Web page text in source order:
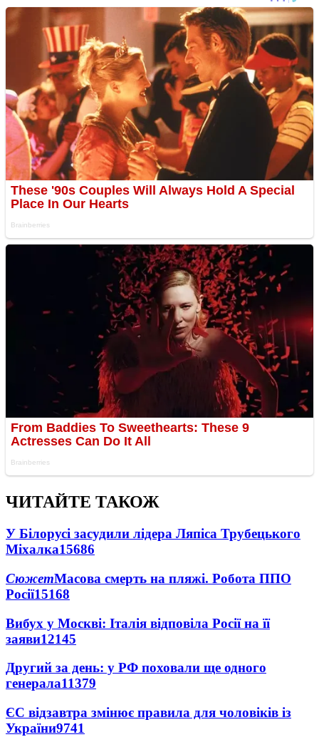
ЧИТАЙТЕ ТАКОЖ
У Білорусі засудили лідера Ляпіса Трубецького
Міхалка15686
СюжетМасова смерть на пляжі. Робота ППО
Росії15168
Вибух у Москві: Італія відповіла Росії на її
заяви12145
Другий за день: у РФ поховали ще одного
генерала11379
ЄС відзавтра змінює правила для чоловіків із
України9741